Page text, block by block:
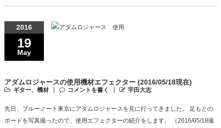
2016
19
May
アダムロジャースの使用機材エフェクター (2016/05/18現在)
ギター、機材 コメントを書く 宇田大志
先日、ブルーノート東京にアダムロジャースを見に行ってきました。 足もとの
ボードを写真撮ったので、使用エフェクターの紹介をします。 （2016/05/18撮